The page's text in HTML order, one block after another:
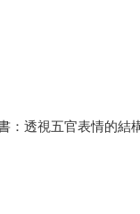
：透視五官表情的結